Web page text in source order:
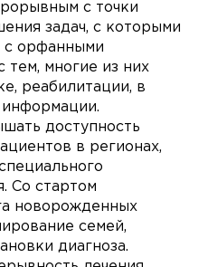
с точки
задач, с которыми
с орфанными
тем, многие из них
реабилитации, в
доступность
в регионах,
Со стартом
новорожденных
семей,
диагноза.